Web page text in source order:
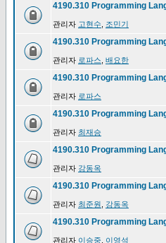
4190.310 Programming
관리자 고현수 조민기
4190.310 Programming
관리자 로파스 배요한
4190.310 Programming
관리자 로파스
4190.310 Programming
관리자 최재승
4190.310 Programming
관리자 강동옥
4190.310 Programming
관리자 최준원 강동옥
4190.310 Programming
관리자 이승중 이영석